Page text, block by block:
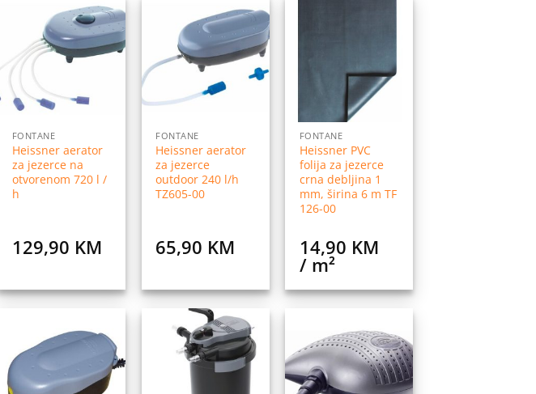
Dodaj
na
FONTANE
Heissner aerator
za jezerce na
otvorenom 720 l /
h
129,90 KM
Dodaj
na
listu
želja
FONTANE
Heissner aerator
za jezerce
outdoor 240 l/h
TZ605-00
65,90 KM
želja
FONTANE
Heissner PVC
folija za jezerce
crna debljina 1
mm, širina 6 m TF
126-00
14,90 KM
/ m²
Dodaj
listu
želja
Dodaj
na
listu
Dodaj
na
listu
želja